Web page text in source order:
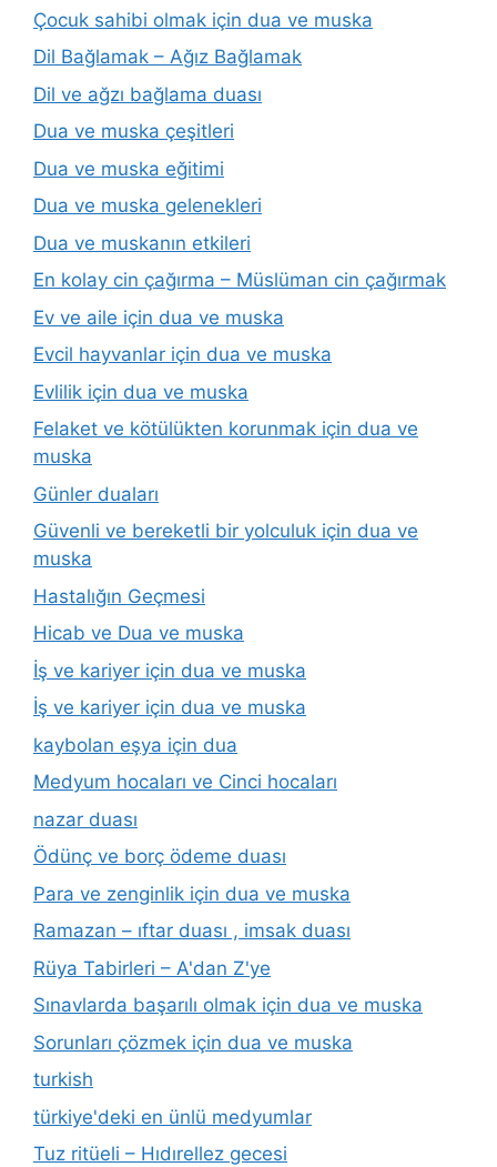
Çocuk sahibi olmak için dua ve muska
Dil Bağlamak – Ağız Bağlamak
Dil ve ağzı bağlama duası
Dua ve muska çeşitleri
Dua ve muska eğitimi
Dua ve muska gelenekleri
Dua ve muskanın etkileri
En kolay cin çağırma – Müslüman cin çağırmak
Ev ve aile için dua ve muska
Evcil hayvanlar için dua ve muska
Evlilik için dua ve muska
Felaket ve kötülükten korunmak için dua ve
muska
Günler duaları
Güvenli ve bereketli bir yolculuk için dua ve
muska
Hastalığın Geçmesi
Hicab ve Dua ve muska
İş ve kariyer için dua ve muska
İş ve kariyer için dua ve muska
kaybolan eşya için dua
Medyum hocaları ve Cinci hocaları
nazar duası
Ödünç ve borç ödeme duası
Para ve zenginlik için dua ve muska
Ramazan – ıftar duası , imsak duası
Rüya Tabirleri – A'dan Z'ye
Sınavlarda başarılı olmak için dua ve muska
Sorunları çözmek için dua ve muska
turkish
türkiye'deki en ünlü medyumlar
Tuz ritüeli – Hıdırellez gecesi